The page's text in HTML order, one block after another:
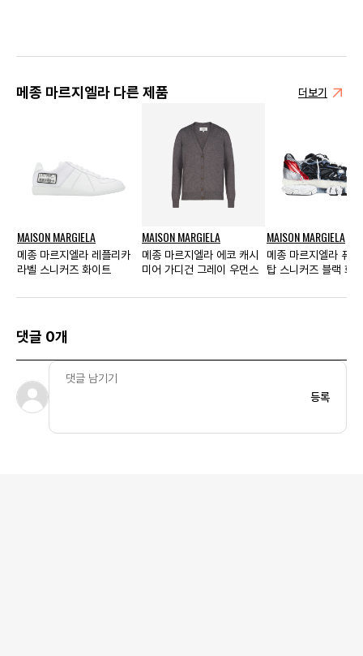
메종 마르지엘라 다른 제품 더보기
MAISON MARGIELA
메종 마르지엘라 레플리카
라벨 스니커즈 화이트
MAISON MARGIELA
메종 마르지엘라 에코 캐시
미어 가디건 그레이 우먼스
MAISON MARGIELA
메종 마르지엘라 퓨
탑 스니커즈 블랙 화
댓글 0개
등록